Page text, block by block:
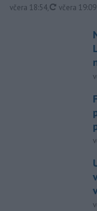
včera 18:54, včera 19:09